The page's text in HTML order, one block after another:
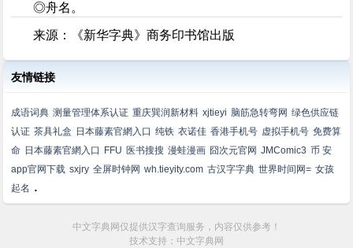
◎舟名。
来源：《新华字典》商务印书馆出版
友情链接
成语词典 测量管理体系认证 重庆巽润新材料 xjtieyi 脑筋急转弯网 绿色供应链
认证 茶具礼盒 日本藤素官網入口 纯铁 衣诺佳 香港手机号 虚拟手机号 免费算
命 日本藤素官網入口 FFU 医书搜搜 漫蛙漫画 囧次元官网 JMComic3 币 安
app官网下载 sxjry 全屏时钟网 wh.tieyity.com 古汉字字典 世界时间网= 女孩
起名 .
中文字典网仅提供汉字查询服务，内容仅供参考！
技术支持：中文字典网